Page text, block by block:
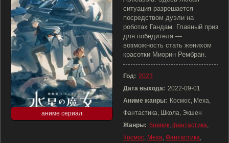
аниме сериал
ситуация разрешается
посредством дуэли на
роботах Гандам. Главный приз
для победителя —
возможность стать женихом
красотки Миорин Рембран.
Год: 2023
Дата выхода: 2022-09-01
Аниме жанры: Космос, Меха,
Фантастика, Школа, Экшен
Жанры: боевик, фантастика,
Космос, Меха, Фантастика,